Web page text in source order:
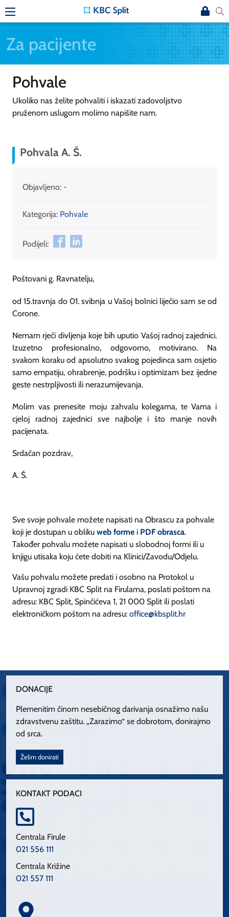
Za pacijente
Pohvale
Ukoliko nas želite pohvaliti i iskazati zadovoljstvo
pruženom uslugom molimo napišite nam.
Pohvala A. Š.
Objavljeno: -
Kategorija: Pohvale
Podijeli:
Poštovani g. Ravnatelju,
od 15.travnja do 01. svibnja u Vašoj bolnici liječio sam se od
Corone.
Nemam rječi divljenja koje bih uputio Vašoj radnoj zajednici.
Izuzetno profesionalno, odgovorno, motivirano. Na
svakom koraku od apsolutno svakog pojedinca sam osjetio
samo empatiju, ohrabrenje, podršku i optimizam bez ijedne
geste nestrpljivosti ili nerazumijevanja.
Molim vas prenesite moju zahvalu kolegama, te Vama i
cjeloj radnoj zajednici sve najbolje i što manje novih
pacijenata.
Srdačan pozdrav,
A. Š.
Sve svoje pohvale možete napisati na Obrascu za pohvale
koji je dostupan u obliku web forme i PDF obrasca.
Također pohvalu možete napisati u slobodnoj formi ili u
knjigu utisaka koju ćete dobiti na Klinici/Zavodu/Odjelu.
Vašu pohvalu možete predati i osobno na Protokol u
Upravnoj zgradi KBC Split na Firulama, poslati poštom na
adresu: KBC Split, Spinčićeva 1, 21 000 Split ili poslati
elektroničkom poštom na adresu: office@kbsplit.hr
DONACIJE
Plemenitim činom nesebičnog darivanja osnažimo našu
zdravstvenu zaštitu. „Zarazimo“ se dobrotom, donirajmo
od srca.
Želim donirati
KONTAKT PODACI
Centrala Firule
021 556 111
Centrala Križine
021 557 111